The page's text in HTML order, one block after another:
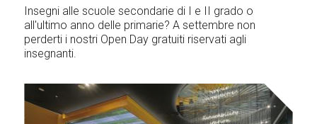
Insegni alle scuole secondarie di I e II grado o
all'ultimo anno delle primarie? A settembre non
perderti i nostri Open Day gratuiti riservati agli
insegnanti.